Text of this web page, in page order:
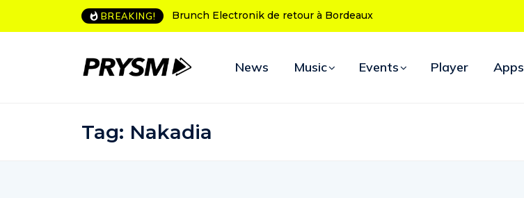
BREAKING! L’Amnesia Ibiza fête ses 50 ans : le programme des soirées d’ouverture
News Music Events Player Apps
Tag: Nakadia